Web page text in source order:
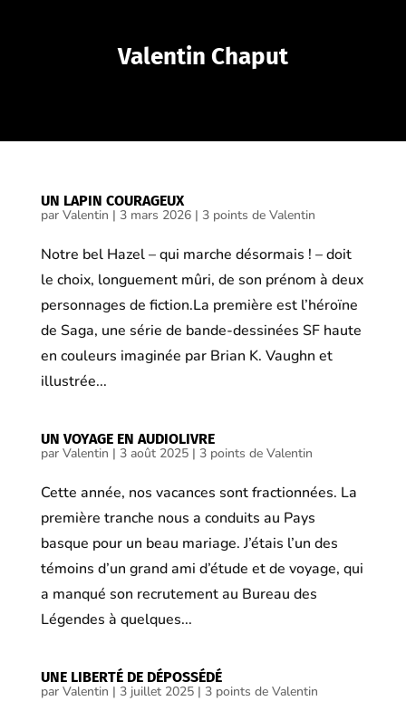
Valentin Chaput
UN LAPIN COURAGEUX
par Valentin | 3 mars 2026| 3 points de Valentin
Notre bel Hazel – qui marche désormais ! – doit
le choix, longuement mûri, de son prénom à deux
personnages de fiction.La première est l’héroïne
de Saga, une série de bande-dessinées SF haute
en couleurs imaginée par Brian K. Vaughn et
illustrée...
UN VOYAGE EN AUDIOLIVRE
par Valentin | 3 août 2025| 3 points de Valentin
Cette année, nos vacances sont fractionnées. La
première tranche nous a conduits au Pays
basque pour un beau mariage. J’étais l’un des
témoins d’un grand ami d’étude et de voyage, qui
a manqué son recrutement au Bureau des
Légendes à quelques...
UNE LIBERTÉ DE DÉPOSSÉDÉ
par Valentin | 3 juillet 2025| 3 points de Valentin